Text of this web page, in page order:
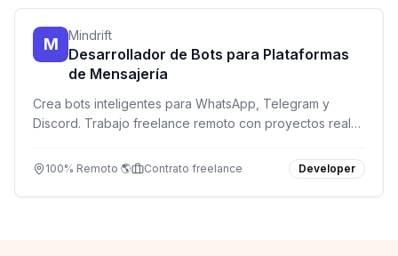
M Mindrift
Desarrollador de Bots para Plataformas
de Mensajería
Crea bots inteligentes para WhatsApp, Telegram y
Discord. Trabajo freelance remoto con proyectos reales
100% Remoto 🌎 Contrato freelance Developer